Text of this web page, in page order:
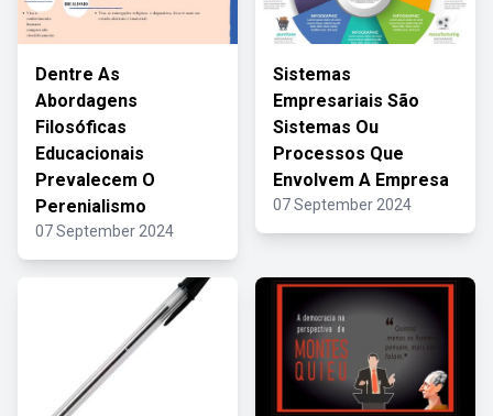
Dentre As
Abordagens
Filosóficas
Educacionais
Prevalecem O
Perenialismo
07 September 2024
Sistemas
Empresariais São
Sistemas Ou
Processos Que
Envolvem A Empresa
07 September 2024